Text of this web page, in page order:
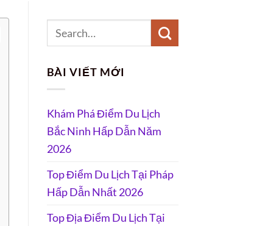
BÀI VIẾT MỚI
Khám Phá Điểm Du Lịch
Bắc Ninh Hấp Dẫn Năm
2026
Top Điểm Du Lịch Tại Pháp
Hấp Dẫn Nhất 2026
Top Địa Điểm Du Lịch Tại